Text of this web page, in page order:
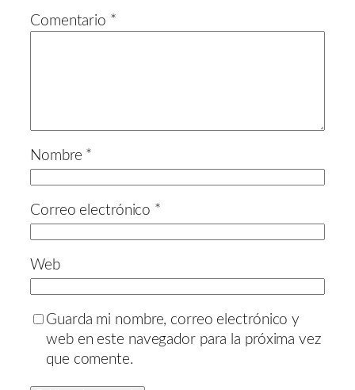
Comentario *
Nombre *
Correo electrónico *
Web
Guarda mi nombre, correo electrónico y
web en este navegador para la próxima vez
que comente.